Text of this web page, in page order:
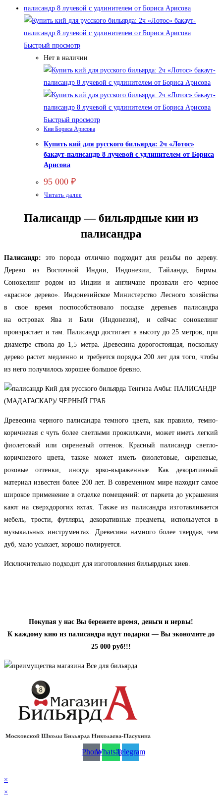
Быстрый просмотр
Нет в наличии
Быстрый просмотр
Кии Бориса Арисова
Купить кий для русского бильярда: 2ч «Лотос»
бакаут-палисандр 8 лучевой с удлинителем от Бориса
Арисова
95 000 ₽
Читать далее
Палисандр — бильярдные кии из
палисандра
Палисандр: это порода отлично подходит для резьбы по дереву.
Дерево из Восточной Индии, Индонезии, Тайланда, Бирмы.
Сонокелинг родом из Индии и англичане прозвали его черное
«красное дерево». Индонезийское Министерство Лесного хозяйства
в свое время поспособствовало посадке деревьев палисандра
на островах Ява и Бали (Индонезия), и сейчас сонокелинг
произрастает и там. Палисандр достигает в высоту до 25 метров, при
диаметре ствола до 1,5 метра. Древесина дорогостоящая, поскольку
дерево растет медленно и требуется порядка 200 лет для того, чтобы
из него получилось хорошее большое бревно.
Древесина черного палисандра темного цвета, как правило, темно-
коричневая с чуть более светлыми прожилками, может иметь легкий
фиолетовый или сиреневый оттенок. Красный палисандр светло-
коричневого цвета, также может иметь фиолетовые, сиреневые,
розовые оттенки, иногда ярко-выраженные. Как декоративный
материал известен более 200 лет. В современном мире находит самое
широкое применение в отделке помещений: от паркета до украшения
кают на сверхдорогих яхтах. Также из палисандра изготавливается
мебель, трости, футляры, декоративные предметы, используется в
музыкальных инструментах. Древесина намного более твердая, чем
дуб, мало усыхает, хорошо полируется.
Исключительно подходит для изготовления бильярдных киев.
Покупая у нас Вы бережете время, деньги и нервы!
К каждому кию из палисандра идут подарки — Вы экономите до
25 000 руб!!!
PhoneWhatsappTelegram
×
×